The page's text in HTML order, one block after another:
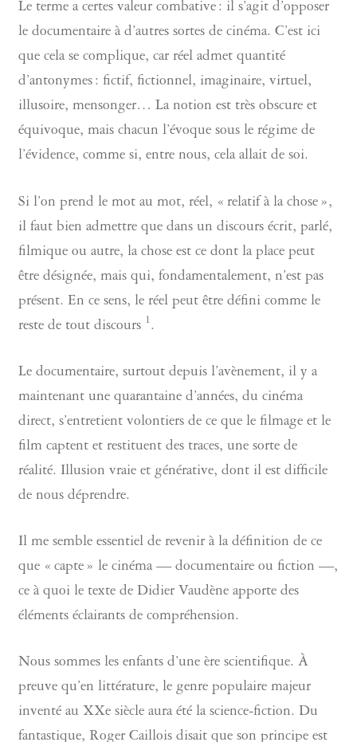
Le terme a certes valeur combative : il s’agit d’opposer
le documentaire à d’autres sortes de cinéma. C’est ici
que cela se complique, car réel admet quantité
d’antonymes : fictif, fictionnel, imaginaire, virtuel,
illusoire, mensonger… La notion est très obscure et
équivoque, mais chacun l’évoque sous le régime de
l’évidence, comme si, entre nous, cela allait de soi.
Si l’on prend le mot au mot, réel, « relatif à la chose »,
il faut bien admettre que dans un discours écrit, parlé,
filmique ou autre, la chose est ce dont la place peut
être désignée, mais qui, fondamentalement, n’est pas
présent. En ce sens, le réel peut être défini comme le
reste de tout discours 1 .
Le documentaire, surtout depuis l’avènement, il y a
maintenant une quarantaine d’années, du cinéma
direct, s’entretient volontiers de ce que le filmage et le
film captent et restituent des traces, une sorte de
réalité. Illusion vraie et générative, dont il est difficile
de nous déprendre.
Il me semble essentiel de revenir à la définition de ce
que « capte » le cinéma — documentaire ou fiction —,
ce à quoi le texte de Didier Vaudène apporte des
éléments éclairants de compréhension.
Nous sommes les enfants d’une ère scientifique. À
preuve qu’en littérature, le genre populaire majeur
inventé au XXe siècle aura été la science-fiction. Du
fantastique, Roger Caillois disait que son principe est